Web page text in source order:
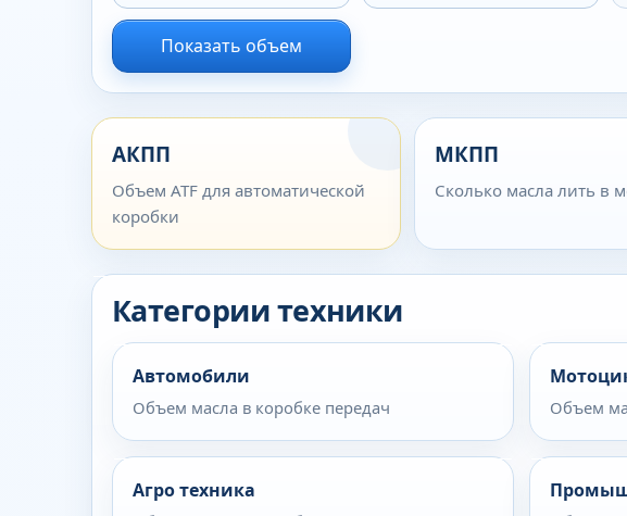
Показать объем
АКПП
Объем ATF для автоматической
коробки
МКПП
Сколько масла лить в
Категории техники
Автомобили
Объем масла в коробке передач Объем
Агро техника